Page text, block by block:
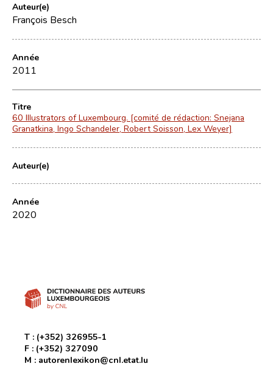
Auteur(e)
François Besch
Année
2011
Titre
60 Illustrators of Luxembourg. [comité de rédaction: Snejana
Granatkina, Ingo Schandeler, Robert Soisson, Lex Weyer]
Auteur(e)
Année
2020
T : (+352) 326955-1
F : (+352) 327090
M : autorenlexikon@cnl.etat.lu